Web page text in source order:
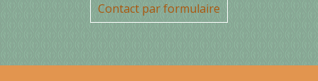
Contact par formulaire